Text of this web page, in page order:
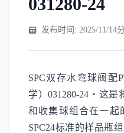
发布时间: 2025/11/14
SPC双存水弯球阀配
学）031280-24・这
和收集球组合在一起
SPC24标准的样品瓶